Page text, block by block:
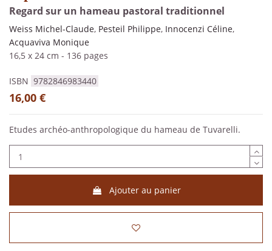
Regard sur un hameau pastoral traditionnel
Weiss Michel-Claude, Pesteil Philippe, Innocenzi Céline,
Acquaviva Monique
16,5 x 24 cm - 136 pages
ISBN 9782846983440
16,00 €
Etudes archéo-anthropologique du hameau de Tuvarelli.
Ajouter au panier